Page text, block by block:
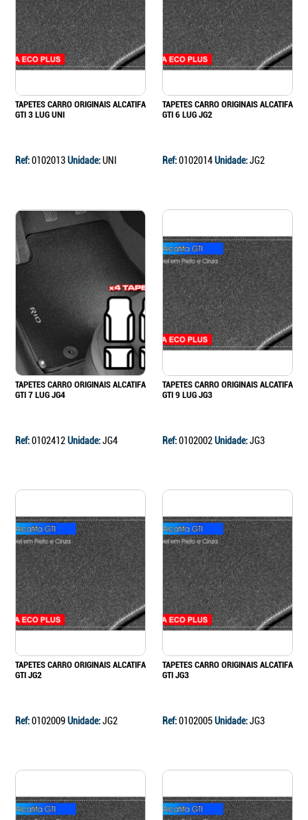
TAPETES CARRO ORIGINAIS ALCATIFA
GTI 3 LUG UNI
Ref:0102013Unidade:UNI
TAPETES CARRO ORIGINAIS ALCATIFA
GTI 6 LUG JG2
Ref:0102014Unidade:JG2
TAPETES CARRO ORIGINAIS ALCATIFA
GTI 7 LUG JG4
Ref:0102412Unidade:JG4
TAPETES CARRO ORIGINAIS ALCATIFA
GTI 9 LUG JG3
Ref:0102002Unidade:JG3
TAPETES CARRO ORIGINAIS ALCATIFA
GTI JG2
Ref:0102009Unidade:JG2
TAPETES CARRO ORIGINAIS ALCATIFA
GTI JG3
Ref:0102005Unidade:JG3
Continuar a comprar
Ir para o carrinho